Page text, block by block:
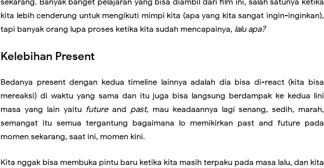
sekarang. Banyak banget pelajaran yang bisa diambil dari film ini, salah satunya ketika
kita lebih cenderung untuk mengikuti mimpi kita (apa yang kita sangat ingin-inginkan),
tapi banyak orang lupa proses ketika kita sudah mencapainya, lalu apa?
Kelebihan Present
Bedanya present dengan kedua timeline lainnya adalah dia bisa di-react (kita bisa
mereaksi) di waktu yang sama dan itu juga bisa langsung berdampak ke kedua lini
masa yang lain yaitu futureand past, mau keadaannya lagi senang, sedih, marah,
semangat itu semua tergantung bagaimana lo memikirkan past and future pada
momen sekarang, saat ini, momen kini.
Kita nggak bisa membuka pintu baru ketika kita masih terpaku pada masa lalu, dan kita